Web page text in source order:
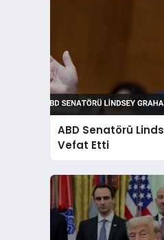
ABD Senatörü
Vefat Etti